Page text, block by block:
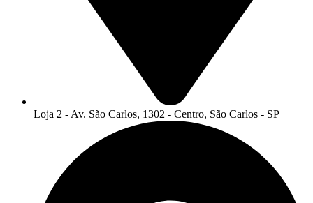
Loja 2 - Av. São Carlos, 1302 - Centro, São Carlos - SP